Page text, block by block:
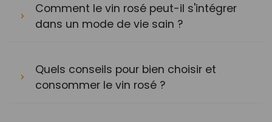
Comment le vin rosé peut-il s'intégrer
dans un mode de vie sain ?
Quels conseils pour bien choisir et
consommer le vin rosé ?